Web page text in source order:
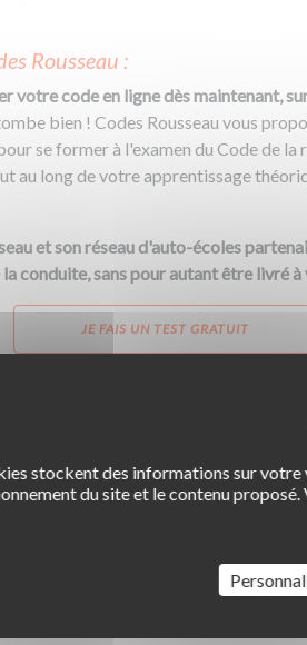
Rousseau :
votre code en ligne dès maintenant,
bien ! Codes Rousseau vous
se former à l'examen du Code de
au long de votre apprentissage
et son réseau d'auto-écoles
conduite, sans pour autant être livré à
JE FAIS UN TEST GRATUIT
votre numéro NEPH ?
tout passer le code en candidat
de réception, variable selon les
de l’ANTS, créez votre compte et
stockent des informations sur
du site et le contenu